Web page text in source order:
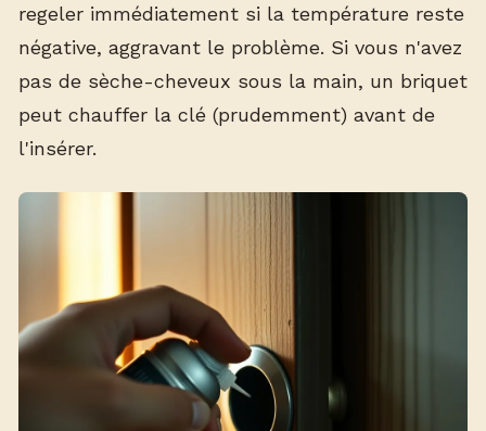
regeler immédiatement si la température reste
négative, aggravant le problème. Si vous n'avez
pas de sèche-cheveux sous la main, un briquet
peut chauffer la clé (prudemment) avant de
l'insérer.